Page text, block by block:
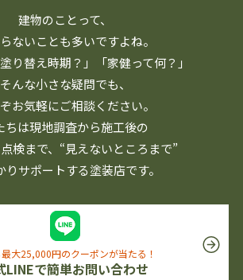
建物のことって、
ないことも多いですよね。
塗り替え時期？」「家健って何？」
そんな小さな疑問でも、
お気軽にご相談ください。
ちは現地調査から施工後の
検まで、 “見えないところまで”
りサポートする塗装店です。
大25,000円のクーポンが当たる！
LINEで簡単お問い合わせ